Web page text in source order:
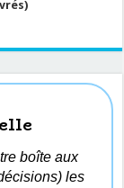
boîte aux
les